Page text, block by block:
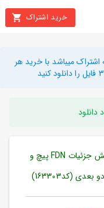
خرید اشتراک
میباشد با خرید هر
نام فایل : دانلود نقشه پلان مقطعی بخش جزئیات FDN پیچ و
(کد163303)